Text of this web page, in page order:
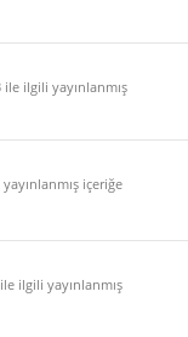
ilgili yayınlanmış
içeriğe
ilgili yayınlanmış